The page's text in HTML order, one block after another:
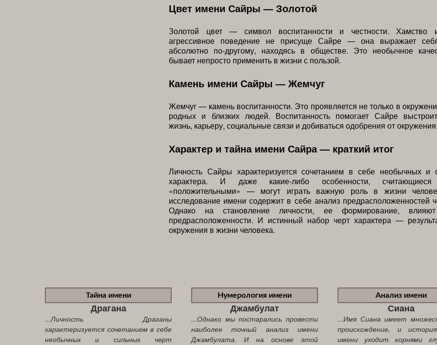
Цвет имени Сайры — Золотой
Золотой цвет — символ воспитанности и честности. Хамство
агрессивное поведение не присуще Сайре — она выражает
абсолютно по-другому, находясь в обществе. Это необычное
бывает непросто применить в жизни с пользой.
Камень имени Сайры — Жемчуг
Жемчуг — камень воспитанности. Это проявляется не только в
родных и близких людей. Воспитанность помогает Сайре
жизнь, карьеру, социальные связи и добиваться одобрения от
Характер и тайна имени Сайра — краткий итог
Личность Сайры характеризуется сочетанием в себе необычных и
характера. И даже какие-либо особенности,
«положительными» — могут играть важную роль в жизни
исследование имени содержит в себе анализ предрасположенностей
Однако на становление личности, ее формирование,
предрасположенности. И истинный набор черт характера —
окружения в жизни человека.
Тайна имени
Драгана
...Личность Драганы
характеризуется сочетанием в себе
необычных и сильных черт
Нумерология имени
Джамбулат
...Однако мы постарались провести
наиболее точный анализ имени
Джамбулата. И на основе этой
Анализ имени
Сиана
...Имя Сиана имеет
происхождение, и
имени уходит корнями